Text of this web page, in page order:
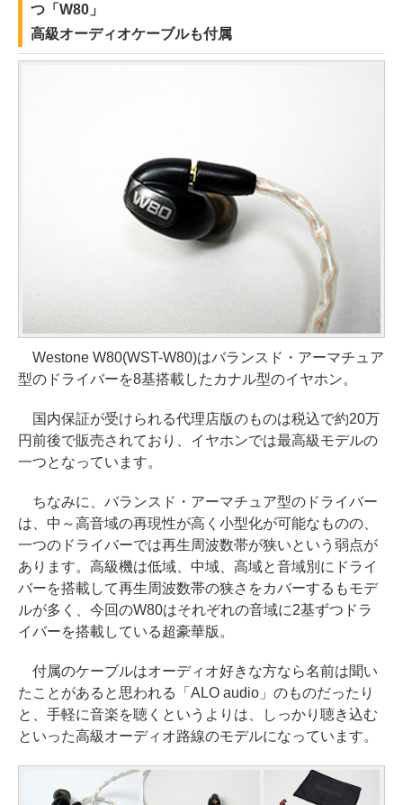
つ「W80」
高級オーディオケーブルも付属
Westone W80(WST-W80)はバランスド・アーマチュア
型のドライバーを8基搭載したカナル型のイヤホン。
国内保証が受けられる代理店版のものは税込で約20万
円前後で販売されており、イヤホンでは最高級モデルの
一つとなっています。
ちなみに、バランスド・アーマチュア型のドライバー
は、中～高音域の再現性が高く小型化が可能なものの、
一つのドライバーでは再生周波数帯が狭いという弱点が
あります。高級機は低域、中域、高域と音域別にドライ
バーを搭載して再生周波数帯の狭さをカバーするもモデ
ルが多く、今回のW80はそれぞれの音域に2基ずつドラ
イバーを搭載している超豪華版。
付属のケーブルはオーディオ好きな方なら名前は聞い
たことがあると思われる「ALO audio」のものだったり
と、手軽に音楽を聴くというよりは、しっかり聴き込む
といった高級オーディオ路線のモデルになっています。